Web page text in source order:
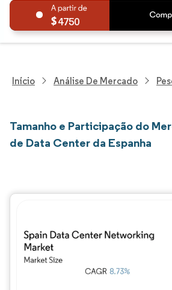
4750
Início Análise De Mercado
Tamanho e Participação do
de Data Center da Espanha